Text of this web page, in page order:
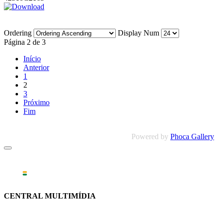
Ordering
Display Num
Página 2 de 3
Início
Anterior
1
2
3
Próximo
Fim
Powered by Phoca Gallery
CENTRAL MULTIMÍDIA